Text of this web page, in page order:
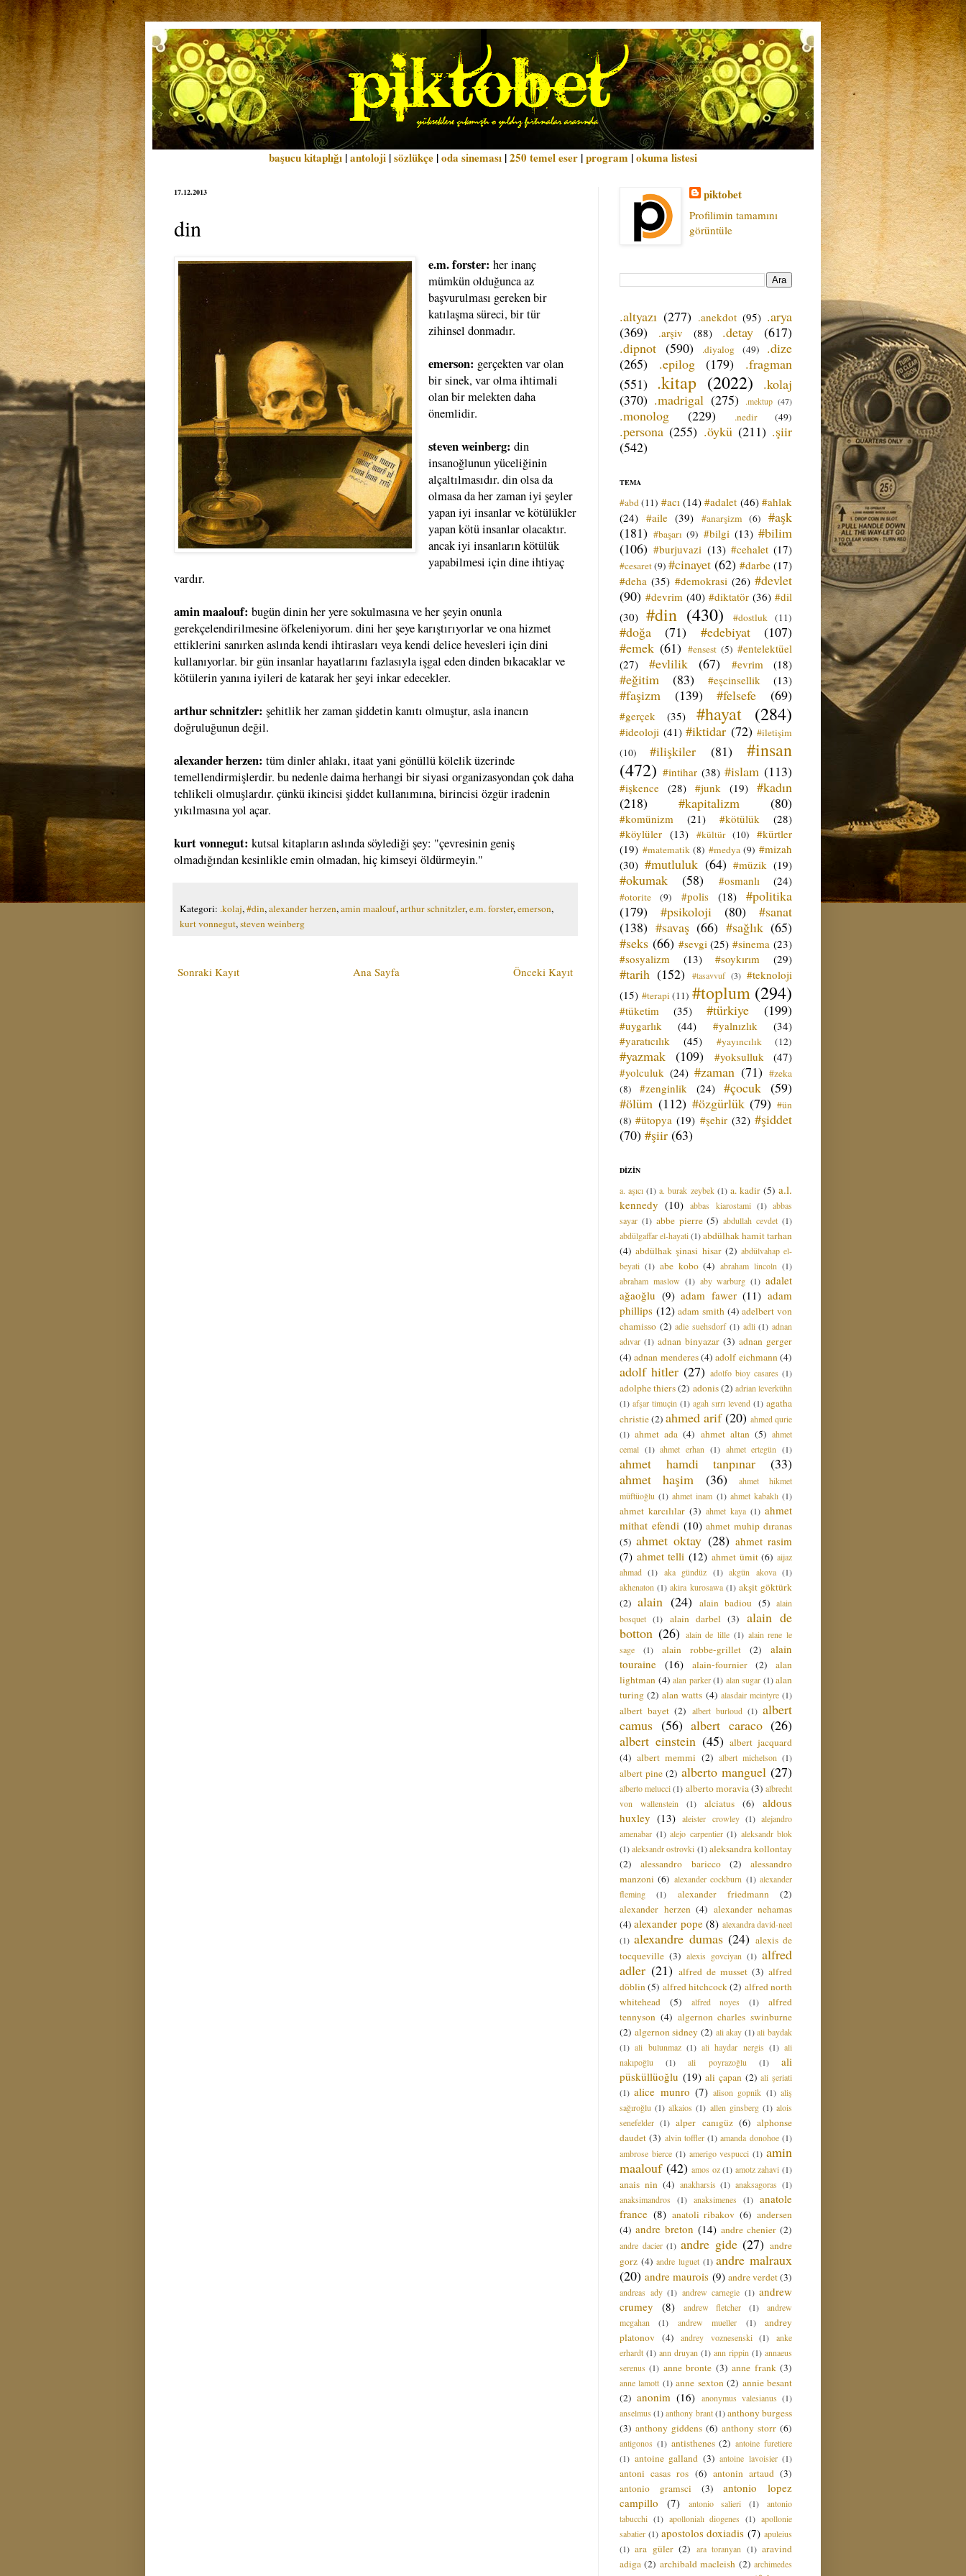
başucu kitaplığı |antoloji |sözlükçe |oda sineması |250 temel eser |program |okuma listesi
17.12.2013
din
e.m. forster: her inanç
mümkün olduğunca az
başvurulması gereken bir
katılaşma süreci, bir tür
zihinsel donmadır.
emerson: gerçekten var olan
bir sinek, var olma ihtimali
olan bir melekten daha
önemlidir.
steven weinberg: din
insanoğlunun yüceliğinin
alçaltılmasıdır. din olsa da
olmasa da her zaman iyi şeyler
yapan iyi insanlar ve kötülükler
yapan kötü insanlar olacaktır.
ancak iyi insanların kötülük
yapabilmesi için dine ihtiyaç
vardır.
amin maalouf: bugün dinin her yere sokulmasına ve her şeyin onunla
gerekçelendirilmesine öfkeleniyorum. dini her şeye karıştırıyorlar ve ona hizmet
ettiklerini sanırken aslında kendi ihtirasları veya kendi delice hevesleri için dini
kullanıyorlar. bir gün insanlar hayatlarını fazlasıyla işgal eden dinden bıkacaklar ve
kötülerin yanına iyileri de katarak her şeyi inkar edecekler.
arthur schnitzler: şehitlik her zaman şiddetin kanıtı olmuştur, asla inancın
doğruluğunun değil.
alexander herzen: tüm dinler ahlakı, itaat yani gönüllü kölelik üzerinde
temellendirmişlerdir. bu nedenle daima herhangi bir siyasi organizasyondan çok daha
tehlikeli olmuşlardır. çünkü ikincisi şiddet kullanımına, birincisi özgür iradenin
yıkılmasına yol açar.
kurt vonnegut: kutsal kitapların aslında söylediği şey: "çevresinin geniş
olmadığından kesinlikle emin olmadan, hiç kimseyi öldürmeyin."
Kategori: .kolaj,#din,alexander herzen,amin maalouf,arthur schnitzler,e.m. forster,emerson,
kurt vonnegut,steven weinberg
Sonraki Kayıt Önceki Kayıt
Ana Sayfa
piktobet
Profilimin tamamını
görüntüle
.altyazı (277) .anekdot (95) .arya
(369)
.arşiv (88) .detay
(617)
.dipnot (590) .diyalog (49)
.dize
(265)
.epilog (179)
.fragman
(551) .kitap (2022)
.kolaj
(370) .madrigal (275) .mektup (47)
.monolog (229) .nedir (49)
.persona (255) .öykü (211) .şiir
(542)
TEMA
#abd (11) #acı (14) #adalet (46) #ahlak
(24) #aile (39) #anarşizm (6)
#aşk
(181) #başarı (9) #bilgi (13) #bilim
(106) #burjuvazi (13) #cehalet (17)
#cesaret(9) #cinayet (62) #darbe (17)
#deha (35) #demokrasi (26) #devlet
(90) #devrim (40) #diktatör (36) #dil
(30) #din (430) #dostluk (11)
#doğa (71) #edebiyat
(107)
#emek (61) #ensest (5) #entelektüel
(27)
#evlilik (67) #evrim (18)
#eğitim (83) #eşcinsellik (13)
#faşizm (139) #felsefe (69)
#gerçek (35) #hayat (284)
#ideoloji (41) #iktidar (72) #iletişim
(10)
#ilişkiler (81)
#insan
(472) #intihar (38) #islam (113)
#işkence (28) #junk (19) #kadın
(218)
#kapitalizm (80)
#komünizm (21) #kötülük
(28)
#köylüler (13) #kültür (10)
#kürtler
(19) #matematik (8) #medya (9) #mizah
(30) #mutluluk (64) #müzik (19)
#okumak (58) #osmanlı (24)
#otorite (9) #polis (18)
#politika
(179)
#psikoloji (80)
#sanat
(138) #savaş (66) #sağlık (65)
#seks (66) #sevgi (25) #sinema (23)
#sosyalizm
(13) #soykırım (29)
#tarih (152) #tasavvuf (3) #teknoloji
(15) #terapi (11) #toplum (294)
#tüketim (35) #türkiye (199)
#uygarlık (44) #yalnızlık
(34)
#yaratıcılık
(45) #yayıncılık (12)
#yazmak (109) #yoksulluk
(47)
#yolculuk (24) #zaman (71) #zeka
(8)
#zenginlik (24) #çocuk (59)
#ölüm (112) #özgürlük (79) #ün
(8) #ütopya (19) #şehir (32) #şiddet
(70) #şiir (63)
DİZİN
a. aşıcı (1) a. burak zeybek (1) a. kadir (5) a.l.
kennedy (10) abbas kiarostami (1) abbas
sayar (1) abbe pierre (5) abdullah cevdet (1)
abdülgaffar el-hayati(1)abdülhak hamit tarhan
(4) abdülhak şinasi hisar (2) abdülvahap el-
beyati (1) abe kobo (4) abraham lincoln (1)
abraham maslow (1) aby warburg (1) adalet
ağaoğlu (9) adam fawer (11) adam
phillips (12) adam smith (4) adelbert von
chamisso (2) adie suehsdorf (1) adli (1) adnan
adıvar (1) adnan binyazar (3) adnan gerger
(4) adnan menderes(4) adolf eichmann (4)
adolf hitler (27) adolfo bioy casares (1)
adolphe thiers(2) adonis(2) adrian leverkühn
(1) afşar timuçin (1) agah sırrı levend (1) agatha
christie(2) ahmed arif (20) ahmed qurie
(1) ahmet ada (4) ahmet altan (5) ahmet
cemal (1) ahmet erhan (1) ahmet ertegün (1)
ahmet hamdi tanpınar
(33)
ahmet haşim
(36)
ahmet hikmet
müftüoğlu (1) ahmet inam (1) ahmet kabaklı (1)
ahmet karcılılar (3) ahmet kaya (1) ahmet
mithat efendi (10) ahmet muhip dıranas
(5) ahmet oktay (28) ahmet rasim
(7) ahmet telli (12) ahmet ümit (6) aijaz
ahmad (1) aka gündüz (1) akgün akova (1)
akhenaton (1) akira kurosawa (1) akşit göktürk
(2) alain (24) alain badiou (5) alain
bosquet (1) alain darbel (3)
alain de
botton (26) alain de lille (1) alain rene le
sage
(1) alain robbe-grillet (2)
alain
touraine (16) alain-fournier (2)
alan
lightman (4) alan parker (1) alan sugar (1) alan
turing (2) alan watts (4) alasdair mcintyre (1)
albert bayet (2) albert burloud (1) albert
camus (56) albert caraco (26)
albert einstein (45) albert jacquard
(4) albert memmi (2) albert michelson (1)
albert pine (2) alberto manguel (27)
alberto melucci (1) alberto moravia (3) albrecht
von wallenstein
(1) alciatus (6)
aldous
huxley (13) aleister crowley (1) alejandro
amenabar (1) alejo carpentier (1) aleksandr blok
(1) aleksandr ostrovki (1) aleksandra kollontay
(2)
alessandro baricco (2)
alessandro
manzoni (6) alexander cockburn (1) alexander
fleming
(1) alexander friedmann
(2)
alexander herzen (4) alexander nehamas
(4) alexander pope (8) alexandra david-neel
(1) alexandre dumas (24) alexis de
tocqueville (3) alexis govciyan (1) alfred
adler (21) alfred de musset (3) alfred
döblin (5) alfred hitchcock(2) alfred north
whitehead
(5) alfred noyes (1)
alfred
tennyson (4) algernon charles swinburne
(2) algernon sidney (2) ali akay (1) ali baydak
(1) ali bulunmaz (1) ali haydar nergis (1) ali
nakıpoğlu
(1) ali poyrazoğlu (1)
ali
püsküllüoğlu (19) ali çapan (2) ali şeriati
(1) alice munro (7) alison gopnik (1) aliş
sağıroğlu (1) alkaios (1) allen ginsberg (1) alois
senefelder (1) alper canıgüz (6) alphonse
daudet (3) alvin toffler (1) amanda donohoe (1)
ambrose bierce (1) amerigo vespucci (1) amin
maalouf (42) amos oz (1) amotz zahavi (1)
anais nin (4) anakharsis (1) anaksagoras (1)
anaksimandros
(1) anaksimenes (1) anatole
france (8) anatoli ribakov (6) andersen
(4) andre breton (14) andre chenier (2)
andre dacier (1) andre gide (27) andre
gorz (4) andre luguet (1) andre malraux
(20) andre maurois (9) andre verdet(3)
andreas ady (1) andrew carnegie (1) andrew
crumey
(8) andrew fletcher (1)
andrew
mcgahan
(1) andrew mueller (1)
andrey
platonov (4) andrey voznesenski (1)
anke
erhardt (1) ann druyan (1) ann rippin (1) annaeus
serenus (1) anne bronte (3) anne frank (3)
anne lamott (1) anne sexton (2) annie besant
(2) anonim (16) anonymus valesianus (1)
anselmus (1) anthony brant (1) anthony burgess
(3) anthony giddens (6) anthony storr (6)
antigonos (1) antisthenes (2) antoine furetiere
(1) antoine galland (3) antoine lavoisier (1)
antoni casas ros (6) antonin artaud (3)
antonio gramsci
(3)
antonio lopez
campillo
(7) antonio salieri (1)
antonio
tabucchi (1) apollonialı diogenes (1) apollonie
sabatier (1) apostolos doxiadis (7) apuleius
(1) ara güler (2) ara toranyan (1) aravind
adiga (2) archibald macleish (2) archimedes